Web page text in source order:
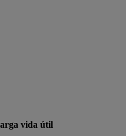
vida útil